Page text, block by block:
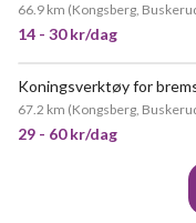
66.9 km (Kongsberg,
14 - 30 kr/dag
Koningsverktøy for
67.2 km (Kongsberg,
29 - 60 kr/dag